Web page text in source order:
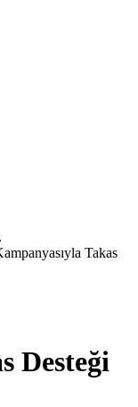
Takas
Desteği